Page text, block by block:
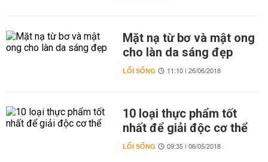
Mặt nạ từ bơ và mật ong
cho làn da sáng đẹp
LỐI SỐNG 11:10 | 26/06/2018
10 loại thực phẩm tốt
nhất để giải độc cơ thể
LỐI SỐNG 09:35 | 06/05/2018